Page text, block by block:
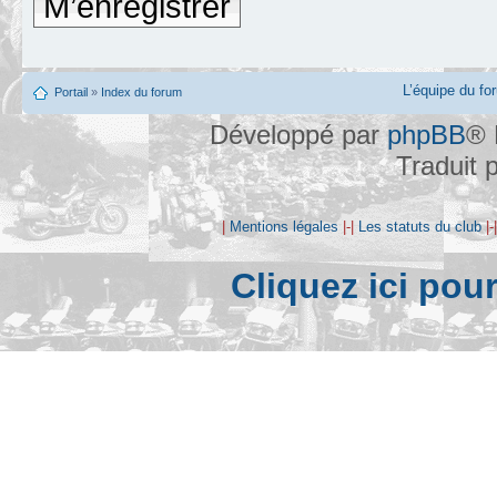
Portail » Index du forum L’équipe du
Développé parphpBB®
Traduit
| Mentions légales |-| Les statuts du club
Cliquez ici